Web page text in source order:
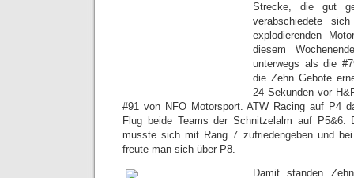
Strecke, die gut
verabschiedete
explodierenden
diesem
unterwegs als die
die Zehn Gebote
24 Sekunden vor
#91 von NFO Motorsport. ATW Racing auf P4
Flug beide Teams der Schnitzelalm auf P5&6.
musste sich mit Rang 7 zufriedengeben und
freute man sich über P8.
Damit standen